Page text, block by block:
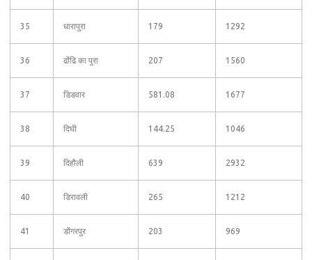
35 धारापुरा 179 1292
36 ढोंढि का पुरा 207 1560
37 डिडवार 581.08 1677
38 दिघी 144.25 1046
39 दिहौली 639 2932
40 डिरावली 265 1212
41 डोंगरपुर 203 969